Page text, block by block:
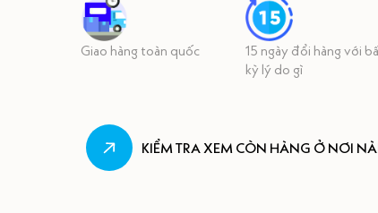
Giao hàng toàn quốc
15 ngày đổi hàng với
kỳ lý do gì
KIỂM TRA XEM CÒN HÀNG Ở NƠI